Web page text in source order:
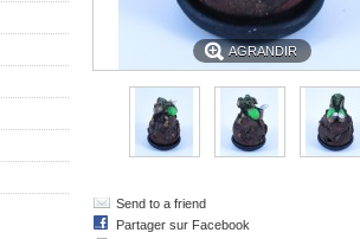
AGRANDIR
Send to a friend
Partager sur Facebook